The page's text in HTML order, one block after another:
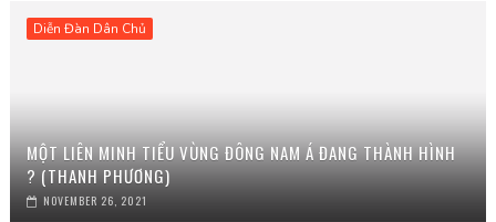
Diễn Đàn Dân Chủ
MỘT LIÊN MINH TIỂU VÙNG ĐÔNG NAM Á ĐANG THÀNH HÌNH
? (THANH PHƯƠNG)
NOVEMBER 26, 2021